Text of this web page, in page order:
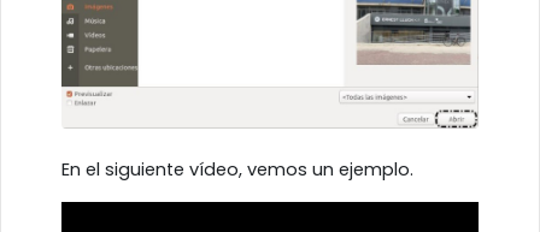
En el siguiente vídeo, vemos un ejemplo.